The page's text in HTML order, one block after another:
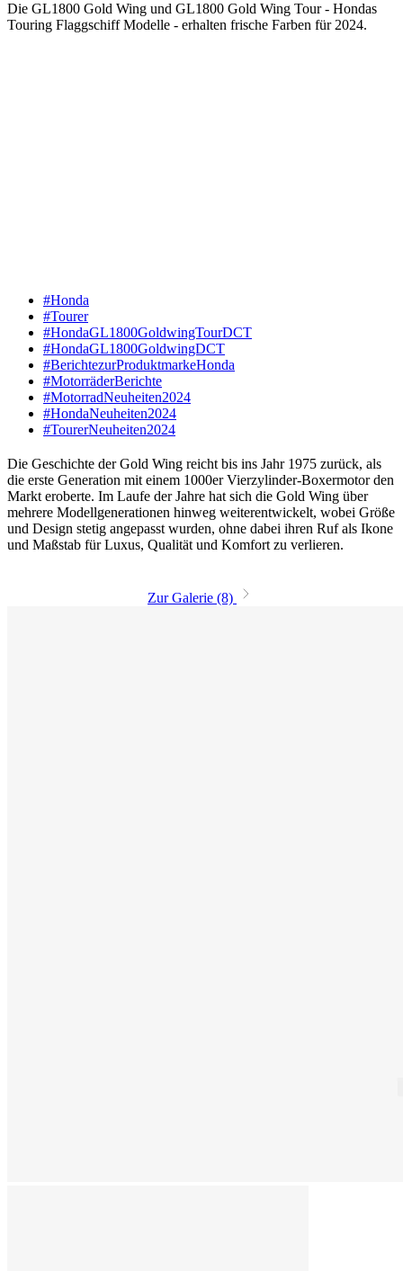
Die GL1800 Gold Wing und GL1800 Gold Wing Tour - Hondas
Touring Flaggschiff Modelle - erhalten frische Farben für 2024.
#Honda
#Tourer
#HondaGL1800GoldwingTourDCT
#HondaGL1800GoldwingDCT
#BerichtezurProduktmarkeHonda
#MotorräderBerichte
#MotorradNeuheiten2024
#HondaNeuheiten2024
#TourerNeuheiten2024
Die Geschichte der Gold Wing reicht bis ins Jahr 1975 zurück, als
die erste Generation mit einem 1000er Vierzylinder-Boxermotor den
Markt eroberte. Im Laufe der Jahre hat sich die Gold Wing über
mehrere Modellgenerationen hinweg weiterentwickelt, wobei Größe
und Design stetig angepasst wurden, ohne dabei ihren Ruf als Ikone
und Maßstab für Luxus, Qualität und Komfort zu verlieren.
Zur Galerie (8)